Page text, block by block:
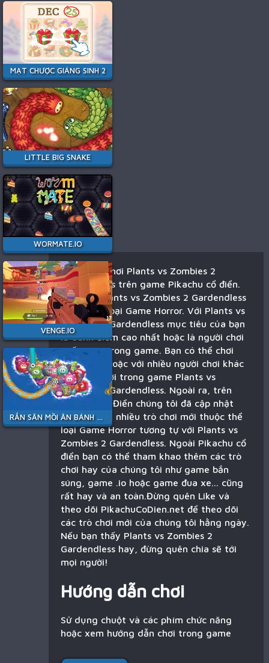
MẠT CHƯỢC GIÁNG SINH 2
LITTLE BIG SNAKE
WORMATE.IO
VENGE.IO
RẮN SĂN MỒI ĂN BÁNH KẸO
Bạn đang chơi Plants vs Zombies 2
Gardendless trên game Pikachu cổ điển.
Trò chơi Plants vs Zombies 2 Gardendless
thuộc thể loại Game Horror. Với Plants vs
Zombies 2 Gardendless mục tiêu của bạn
là dành điểm cao nhất hoặc là người chơi
cuối cùng trong game. Bạn có thể chơi
một mình hoặc với nhiều người chơi khác
trên thế giới trong game Plants vs
Zombies 2 Gardendless. Ngoài ra, trên
Pikachu Cổ Điển chúng tôi đã cập nhật
gần đây rất nhiều trò chơi mới thuộc thể
loại Game Horror tương tự với Plants vs
Zombies 2 Gardendless. Ngoài Pikachu cổ
điển bạn có thể tham khao thêm các trò
chơi hay của chúng tôi như game bắn
súng, game .io hoặc game đua xe... cũng
rất hay và an toàn.Đừng quên Like và
theo dõi PikachuCoDien.net để theo dõi
các trò chơi mới của chúng tôi hằng ngày.
Nếu bạn thấy Plants vs Zombies 2
Gardendless hay, đừng quên chia sẽ tới
mọi người!
Hướng dẫn chơi
Sử dụng chuột và các phím chức năng
hoặc xem hướng dẫn chơi trong game